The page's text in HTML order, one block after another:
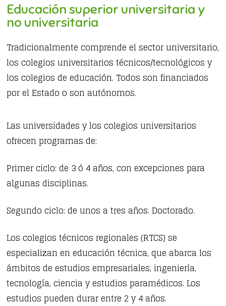
Educación superior universitaria y
no universitaria
Tradicionalmente comprende el sector universitario,
los colegios universitarios técnicos/tecnológicos y
los colegios de educación. Todos son financiados
por el Estado o son autónomos.
Las universidades y los colegios universitarios
ofrecen programas de:
Primer ciclo: de 3 ó 4 años, con excepciones para
algunas disciplinas.
Segundo ciclo: de unos a tres años. Doctorado.
Los colegios técnicos regionales (RTCS) se
especializan en educación técnica, que abarca los
ámbitos de estudios empresariales, ingeniería,
tecnología, ciencia y estudios paramédicos. Los
estudios pueden durar entre 2 y 4 años.